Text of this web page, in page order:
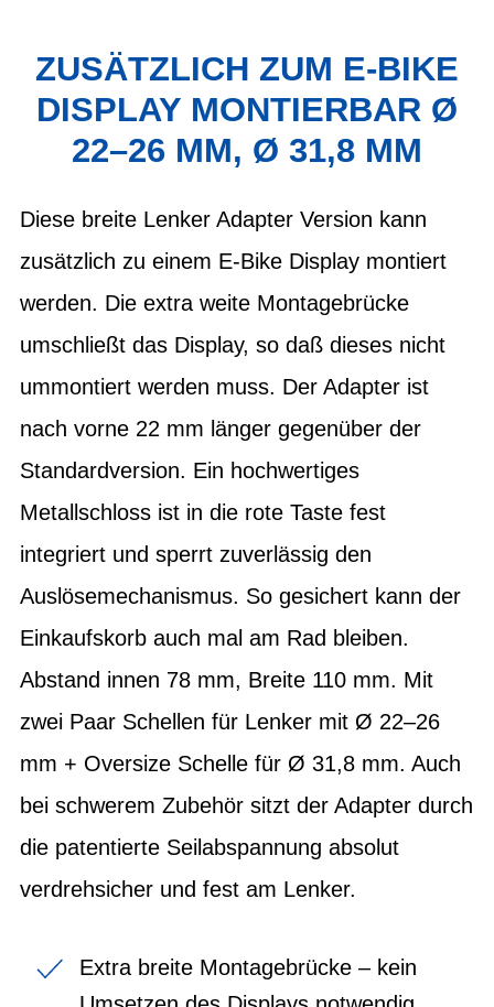
ZUSÄTZLICH ZUM E-BIKE
DISPLAY MONTIERBAR Ø
22–26 MM, Ø 31,8 MM
Diese breite Lenker Adapter Version kann
zusätzlich zu einem E-Bike Display montiert
werden. Die extra weite Montagebrücke
umschließt das Display, so daß dieses nicht
ummontiert werden muss. Der Adapter ist
nach vorne 22 mm länger gegenüber der
Standardversion. Ein hochwertiges
Metallschloss ist in die rote Taste fest
integriert und sperrt zuverlässig den
Auslösemechanismus. So gesichert kann der
Einkaufskorb auch mal am Rad bleiben.
Abstand innen 78 mm, Breite 110 mm. Mit
zwei Paar Schellen für Lenker mit Ø 22–26
mm + Oversize Schelle für Ø 31,8 mm. Auch
bei schwerem Zubehör sitzt der Adapter durch
die patentierte Seilabspannung absolut
verdrehsicher und fest am Lenker.
Extra breite Montagebrücke – kein